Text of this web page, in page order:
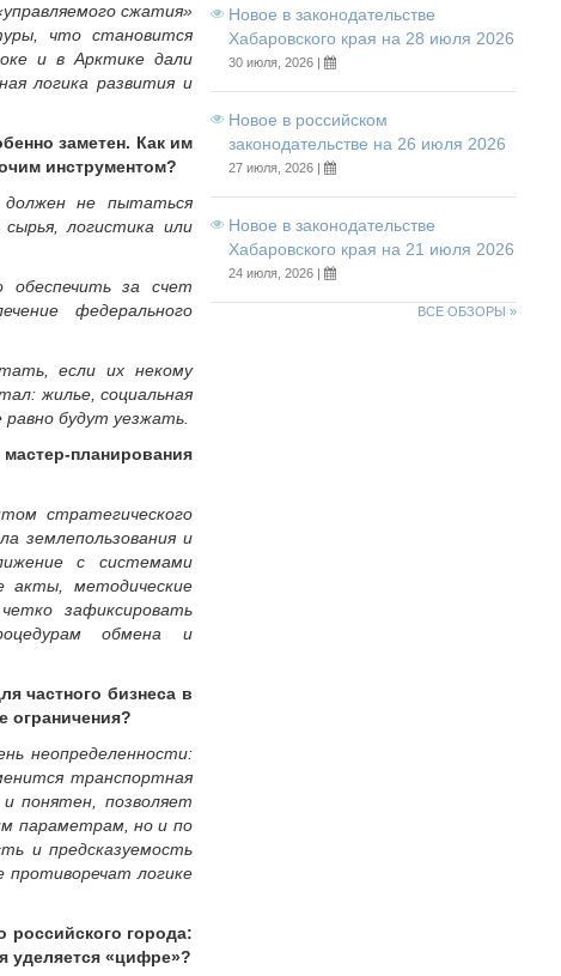
сжатия»
что становится
и в Арктике дали
логика развития и
заметен. Как им
инструментом?
не пытаться
логистика или
обеспечить за счет
федерального
если их некому
жилье, социальная
будут уезжать.
планирования
стратегического
землепользования и
с системами
акты, методические
зафиксировать
обмена и
частного бизнеса в
ограничения?
неопределенности:
транспортная
понятен, позволяет
параметрам, но и по
и предсказуемость
противоречат логике
российского города:
уделяется «цифре»?
Новое в законодательстве
Хабаровского края на 28 июля 2026
30 июля, 2026 |
Новое в российском
законодательстве на 26 июля 2026
27 июля, 2026 |
Новое в законодательстве
Хабаровского края на 21 июля 2026
24 июля, 2026 |
ВСЕ ОБЗОРЫ »